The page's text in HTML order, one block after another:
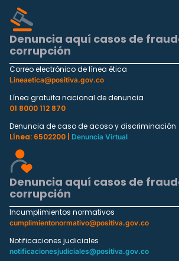
Denuncia aquí casos de
corrupción
Correo electrónico de línea ética
Lineaetica@positiva.gov.co
Línea gratuita nacional de denuncia
01 8000 112 870
Denuncia de caso de acoso y discriminación
Línea: 6502200 |
Denuncia Virtual
Denuncia aquí casos de
corrupción
Incumplimientos normativos
cumplimientonormativo@positiva.gov.co
Notificaciones judiciales
notificacionesjudiciales@positiva.gov.co